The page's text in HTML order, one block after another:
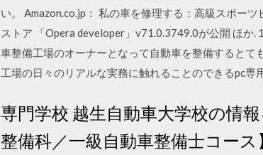
い。 Amazon.co.jp： 私の車を修理する：高級スポー
ストア 「Opera developer」v71.0.3749.0が公開 ほか
車整備工場のオーナーとなって自動車を整備すると
工場の日々のリアルな実務に触れることのできるpc
専門学校 越生自動車大学校の情
整備科／一級自動車整備士コー